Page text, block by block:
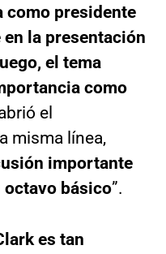
como presidente
la presentación
el tema
como
el
misma línea,
importante
octavo básico”.
es tan